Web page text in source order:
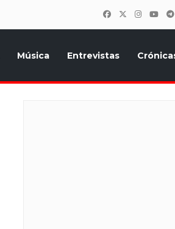
Música Entrevistas